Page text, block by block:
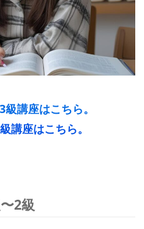
講座はこちら。
講座はこちら。
2級